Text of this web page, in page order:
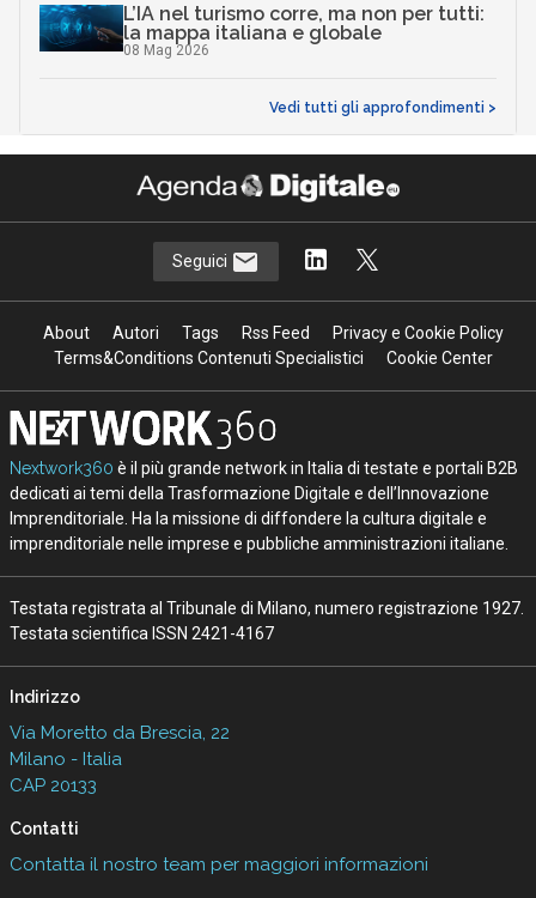
L’IA nel turismo corre, ma non per tutti:
la mappa italiana e globale
08 Mag 2026
Vedi tutti gli approfondimenti >
Seguici
About Autori Tags Rss Feed
Privacy e Cookie Policy
Terms&Conditions Contenuti Specialistici
Cookie Center
Nextwork360 è il più grande network in Italia di testate e portali B2B
dedicati ai temi della Trasformazione Digitale e dell’Innovazione
Imprenditoriale. Ha la missione di diffondere la cultura digitale e
imprenditoriale nelle imprese e pubbliche amministrazioni italiane.
Testata registrata al Tribunale di Milano, numero registrazione 1927.
Testata scientifica ISSN 2421-4167
Indirizzo
Via Moretto da Brescia, 22
Milano - Italia
CAP 20133
Contatti
Contatta il nostro team per maggiori informazioni